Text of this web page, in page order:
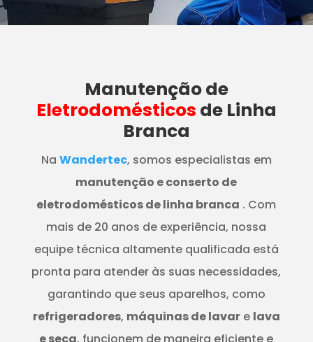
Manutençãode
Eletrodomésticos de Linha
Branca
Na Wandertec, somos especialistas em
manutenção e conserto de
eletrodomésticos de linha branca . Com
mais de 20 anos de experiência, nossa
equipe técnica altamente qualificada está
pronta para atender às suas necessidades,
garantindo que seus aparelhos, como
refrigeradores, máquinas de lavare lava
e seca, funcionem de maneira eficiente e